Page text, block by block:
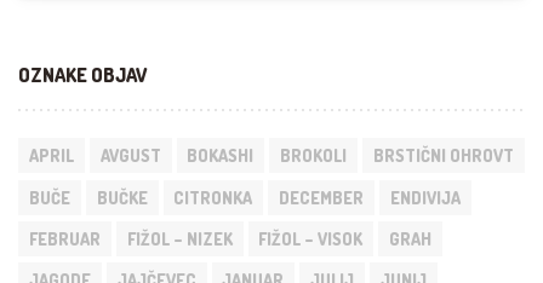
OZNAKE OBJAV
APRIL AVGUST BOKASHI BROKOLI BRSTIČNI OHROVT
BUČE BUČKE CITRONKA DECEMBER ENDIVIJA
FEBRUAR FIŽOL – NIZEK FIŽOL – VISOK GRAH